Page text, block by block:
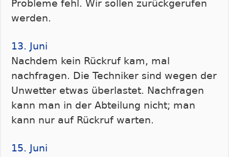
Probleme fehl. Wir sollen zurückgerufen
werden.
13. Juni
Nachdem kein Rückruf kam, mal
nachfragen. Die Techniker sind wegen der
Unwetter etwas überlastet. Nachfragen
kann man in der Abteilung nicht; man
kann nur auf Rückruf warten.
15. Juni